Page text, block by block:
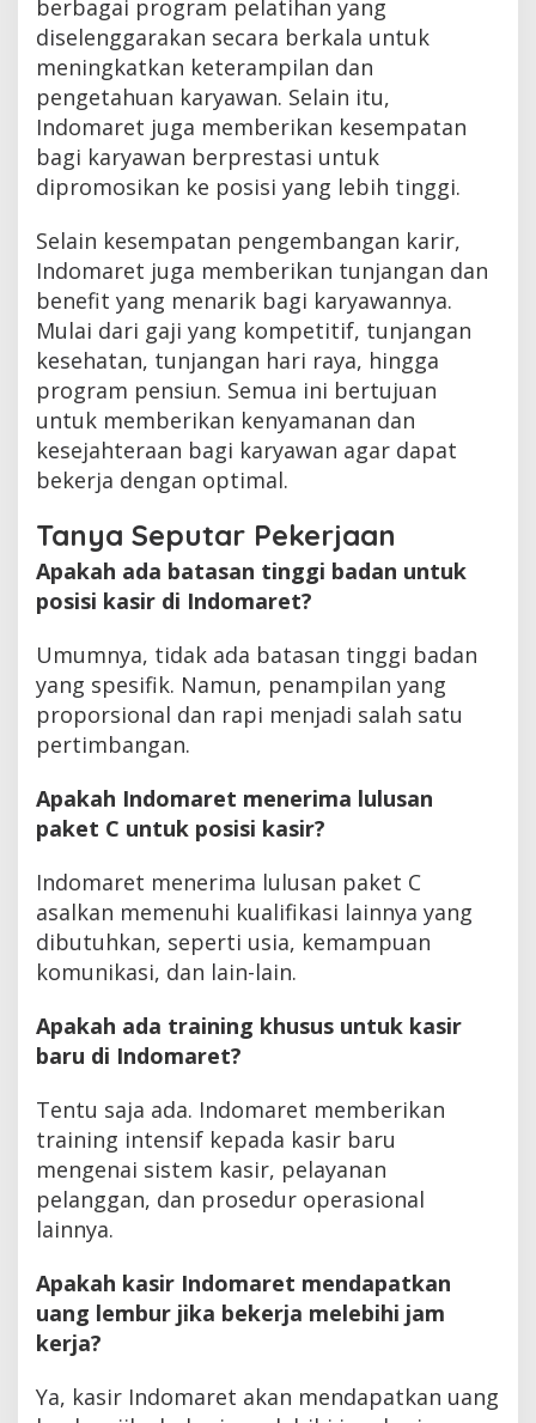
berbagai program pelatihan yang
diselenggarakan secara berkala untuk
meningkatkan keterampilan dan
pengetahuan karyawan. Selain itu,
Indomaret juga memberikan kesempatan
bagi karyawan berprestasi untuk
dipromosikan ke posisi yang lebih tinggi.
Selain kesempatan pengembangan karir,
Indomaret juga memberikan tunjangan dan
benefit yang menarik bagi karyawannya.
Mulai dari gaji yang kompetitif, tunjangan
kesehatan, tunjangan hari raya, hingga
program pensiun. Semua ini bertujuan
untuk memberikan kenyamanan dan
kesejahteraan bagi karyawan agar dapat
bekerja dengan optimal.
Tanya Seputar Pekerjaan
Apakah ada batasan tinggi badan untuk
posisi kasir di Indomaret?
Umumnya, tidak ada batasan tinggi badan
yang spesifik. Namun, penampilan yang
proporsional dan rapi menjadi salah satu
pertimbangan.
Apakah Indomaret menerima lulusan
paket C untuk posisi kasir?
Indomaret menerima lulusan paket C
asalkan memenuhi kualifikasi lainnya yang
dibutuhkan, seperti usia, kemampuan
komunikasi, dan lain-lain.
Apakah ada training khusus untuk kasir
baru di Indomaret?
Tentu saja ada. Indomaret memberikan
training intensif kepada kasir baru
mengenai sistem kasir, pelayanan
pelanggan, dan prosedur operasional
lainnya.
Apakah kasir Indomaret mendapatkan
uang lembur jika bekerja melebihi jam
kerja?
Ya, kasir Indomaret akan mendapatkan uang